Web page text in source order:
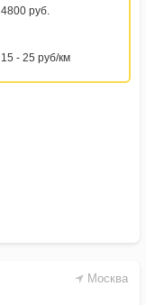
4800 руб.
15 - 25 руб/км
Москва